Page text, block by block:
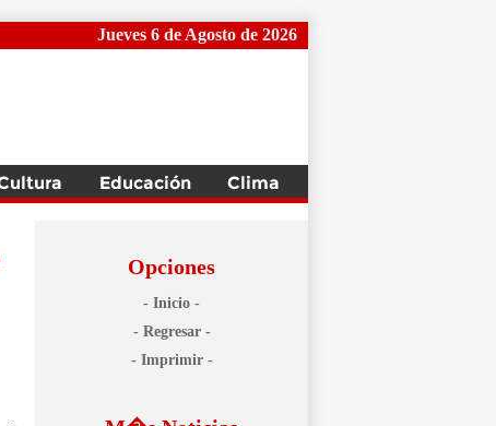
Jueves 6 de Agosto de 2026
Opciones
- Inicio -
- Regresar -
- Imprimir -